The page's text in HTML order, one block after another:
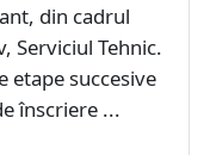
din cadrul
Serviciul Tehnic.
etape succesive
înscriere ...